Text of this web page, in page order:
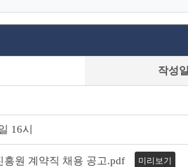
작성일
16시
흥원 계약직 채용 공고.pdf 미리보기